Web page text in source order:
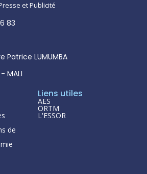
et Publicité
83
Patrice LUMUMBA
MALI
de
Liens utiles
AES
ORTM
L'ESSOR